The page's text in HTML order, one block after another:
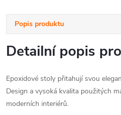
Popis produktu
Detailní popis
Epoxidové stoly přitahují svou
Design a vysoká kvalita použitých
moderních interiérů.